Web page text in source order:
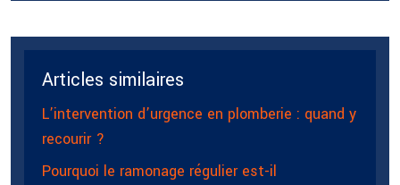
Articles similaires
L’intervention d’urgence en plomberie : quand y
recourir ?
Pourquoi le ramonage régulier est-il